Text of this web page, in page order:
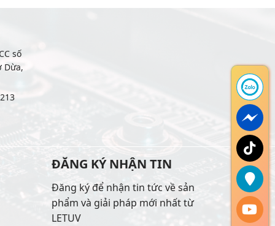
số
Dừa,
ĐĂNG KÝ NHẬN TIN
Đăng ký để nhận tin tức về sản
phẩm và giải pháp mới nhất từ
LETUV